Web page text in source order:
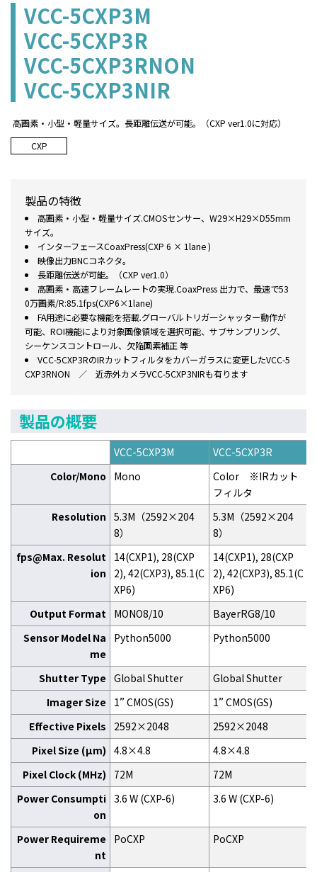
VCC-5CXP3M
VCC-5CXP3R
VCC-5CXP3RNON
VCC-5CXP3NIR
高画素・小型・軽量サイズ。長距離伝送が可能。（CXP ver1.0に対応）
CXP
製品の特徴
高画素・小型・軽量サイズ.CMOSセンサー、W29×H29×D55mm
サイズ。
インターフェースCoaxPress(CXP 6 × 1lane )
映像出力BNCコネクタ。
長距離伝送が可能。（CXP ver1.0）
高画素・高速フレームレートの実現.CoaxPress 出力で、最速で53
0万画素/R:85.1fps(CXP6×1lane)
FA用途に必要な機能を搭載.グローバルトリガ―シャッター動作が
可能、ROI機能により対象画像領域を選択可能、サブサンプリング、
シーケンスコントロール、欠陥画素補正 等
VCC-5CXP3RのIRカットフィルタをカバーガラスに変更したVCC-5
CXP3RNON ／ 近赤外カメラVCC-5CXP3NIRも有ります
製品の概要
VCC-5CXP3M VCC-5CXP3R
Color/Mono
Mono
Color ※IRカット
フィルタ
Resolution 5.3M（2592×204
8）
5.3M（2592×204
8）
fps@Max. Resolut
ion
14(CXP1), 28(CXP
2), 42(CXP3), 85.1(C
XP6)
14(CXP1), 28(CXP
2), 42(CXP3), 85.1(C
XP6)
Output Format MONO8/10 BayerRG8/10
Sensor Model Na
me
Python5000 Python5000
Shutter Type Global Shutter Global Shutter
Imager Size
1” CMOS(GS) 1” CMOS(GS)
Effective Pixels
2592×2048 2592×2048
Pixel Size (μm) 4.8×4.8 4.8×4.8
Pixel Clock (MHz)
72M 72M
Power Consumpti
on
3.6 W (CXP-6) 3.6 W (CXP-6)
Power Requireme
nt
PoCXP PoCXP